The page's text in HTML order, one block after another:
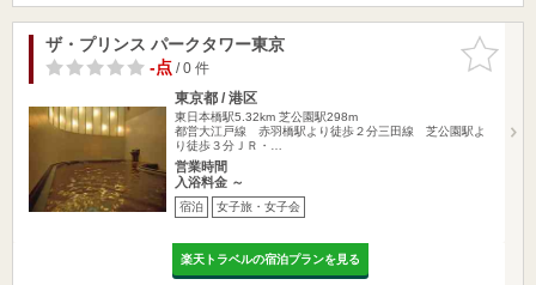
お気に入
りに追加
ザ・プリンス パークタワー東京
-点/ 0 件
東京都 / 港区
東日本橋駅5.32km 芝公園駅298m
都営大江戸線 赤羽橋駅より徒歩２分三田線 芝公園駅よ
り徒歩３分ＪＲ・…
営業時間
入浴料金 ～
宿泊 女子旅・女子会
楽天トラベルの宿泊プランを見る